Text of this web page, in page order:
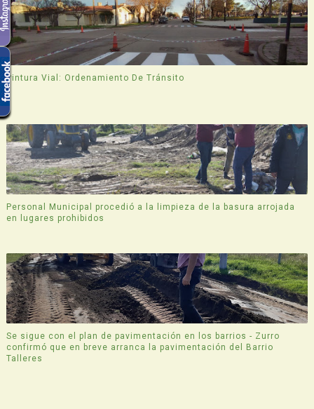
Pintura Vial: Ordenamiento De Tránsito
Personal Municipal procedió a la limpieza de la basura arrojada
en lugares prohibidos
Se sigue con el plan de pavimentación en los barrios - Zurro
confirmó que en breve arranca la pavimentación del Barrio
Talleres